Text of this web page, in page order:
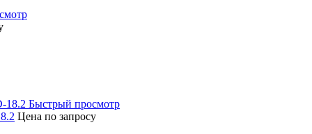
Быстрый просмотр
Цена по запросу